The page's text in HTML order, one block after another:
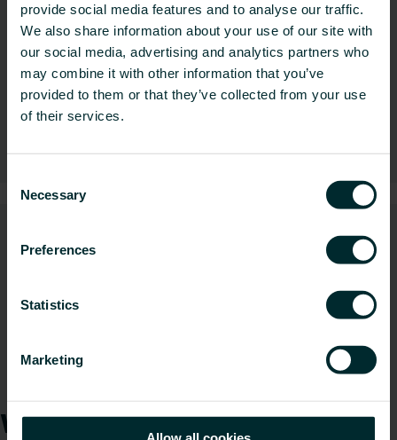
provide social media features and to analyse our traffic.
We also share information about your use of our site with
our social media, advertising and analytics partners who
may combine it with other information that you’ve
provided to them or that they’ve collected from your use
of their services.
Selection
Necessary
Preferences
Statistics
Marketing
Installationssystem
Wie können wir Ihnen